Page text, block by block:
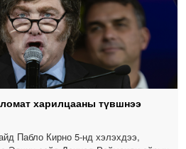
харилцааны түвшнээ
Пабло Кирно 5-нд хэлэхдээ,